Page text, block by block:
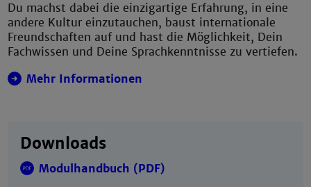
Du machst dabei die einzigartige Erfahrung, in eine
andere Kultur einzutauchen, baust internationale
Freundschaften auf und hast die Möglichkeit, Dein
Fachwissen und Deine Sprachkenntnisse zu vertiefen.
Mehr Informationen
Downloads
Modulhandbuch (PDF)